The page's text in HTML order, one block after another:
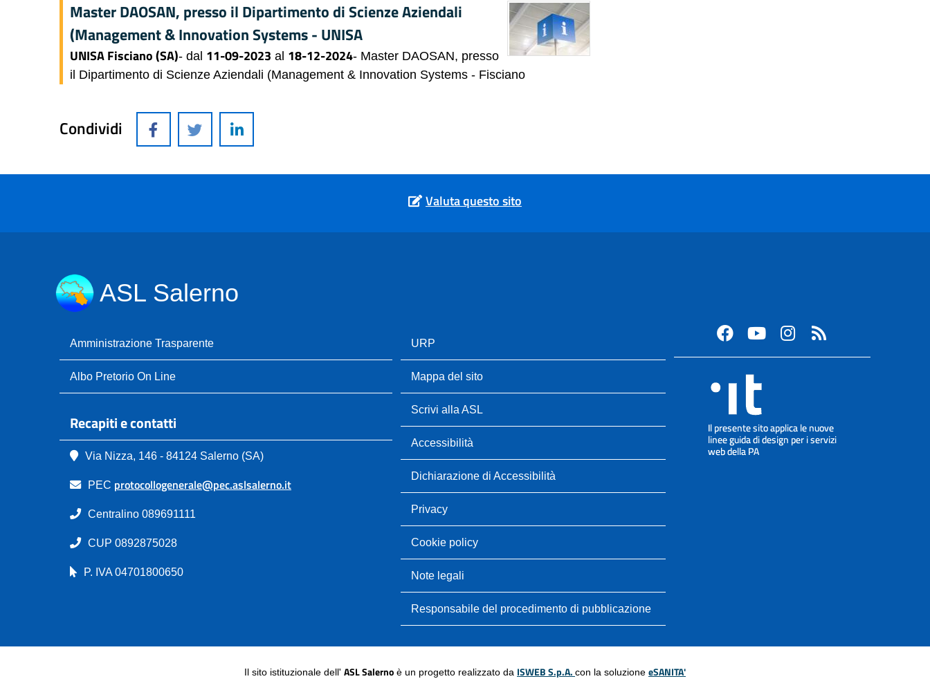
Master DAOSAN, presso il Dipartimento di Scienze Aziendali
(Management & Innovation Systems - UNISA
UNISA Fisciano (SA)- dal 11-09-2023 al 18-12-2024- Master DAOSAN, presso
il Dipartimento di Scienze Aziendali (Management & Innovation Systems - Fisciano
Condividi
Valuta questo sito
ASL Salerno
Amministrazione Trasparente
Albo Pretorio On Line
Recapiti e contatti
Via Nizza, 146 - 84124 Salerno (SA)
PEC protocollogenerale@pec.aslsalerno.it
Centralino 089691111
CUP 0892875028
P. IVA 04701800650
URP
Mappa del sito
Scrivi alla ASL
Accessibilità
Dichiarazione di Accessibilità
Privacy
Cookie policy
Note legali
Responsabile del procedimento di pubblicazione
Il sito istituzionale dell' ASL Salerno è un progetto realizzato da ISWEB S.p.A. con la soluzione eSANITA'